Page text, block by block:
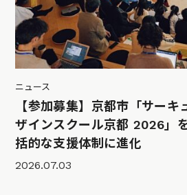
ニュース
【参加募集】京都市「サーキ
ザインスクール京都 2026」
括的な支援体制に進化
2026.07.03